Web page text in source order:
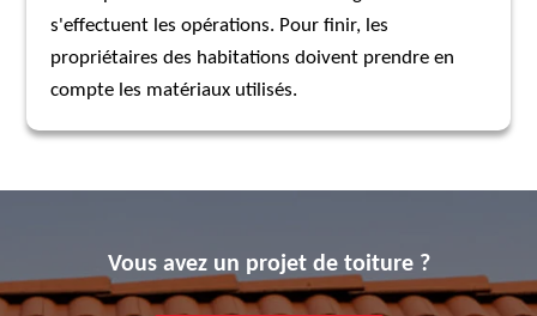
s'effectuent les opérations. Pour finir, les
propriétaires des habitations doivent prendre en
compte les matériaux utilisés.
Vous avez un projet de toiture ?